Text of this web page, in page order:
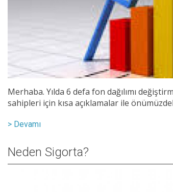
Merhaba. Yılda 6 defa fon dağılımı
sahipleri için kısa açıklamalar ile
> Devamı
Neden Sigorta?